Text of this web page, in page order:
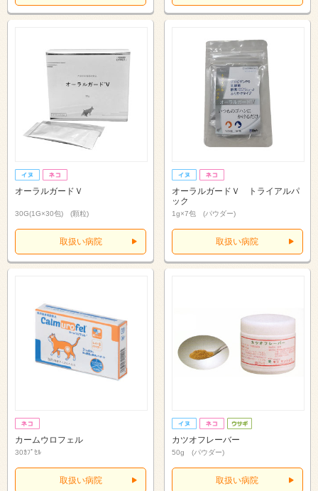
オーラルガードＶ
30G(1G×30包) (顆粒)
取扱い病院
オーラルガードＶ トライアルパ
ック
1g×7包 (パウダー)
取扱い病院
カームウロフェル
30ｶﾌﾟｾﾙ
取扱い病院
カツオフレーバー
50g (パウダー)
取扱い病院